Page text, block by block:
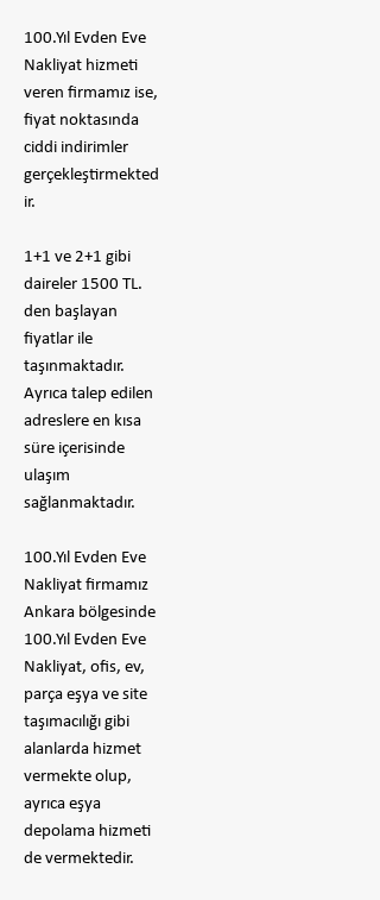
100.Yıl Evden Eve
Nakliyat hizmeti
veren firmamız ise,
fiyat noktasında
ciddi indirimler
gerçekleştirmekted
ir.
1+1 ve 2+1 gibi
daireler 1500 TL.
den başlayan
fiyatlar ile
taşınmaktadır.
Ayrıca talep edilen
adreslere en kısa
süre içerisinde
ulaşım
sağlanmaktadır.
100.Yıl Evden Eve
Nakliyat firmamız
Ankara bölgesinde
100.Yıl Evden Eve
Nakliyat, ofis, ev,
parça eşya ve site
taşımacılığı gibi
alanlarda hizmet
vermekte olup,
ayrıca eşya
depolama hizmeti
de vermektedir.